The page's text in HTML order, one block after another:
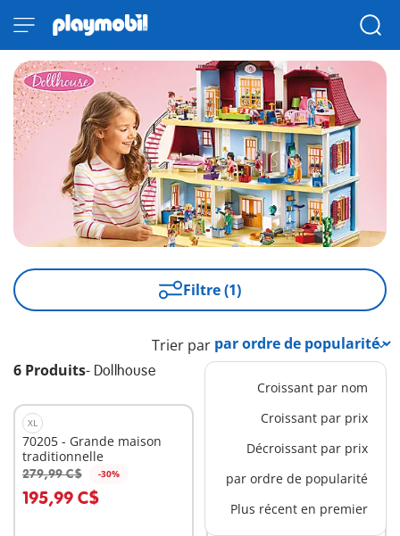
Filtre (1)
6 Produits- Dollhouse
Trier par
Croissant par nom
Croissant par prix
Décroissant par prix
par ordre de popularité
Plus récent en premier
XL
70205 - Grande maison
traditionnelle
279,99 C$ -30%
195,99 C$
Au panier
EXCLUSIVITÉ WEB XL
71711 - Etage
supplémentaire pour
Maison Belle Epoque
99,99 C$
Au panier